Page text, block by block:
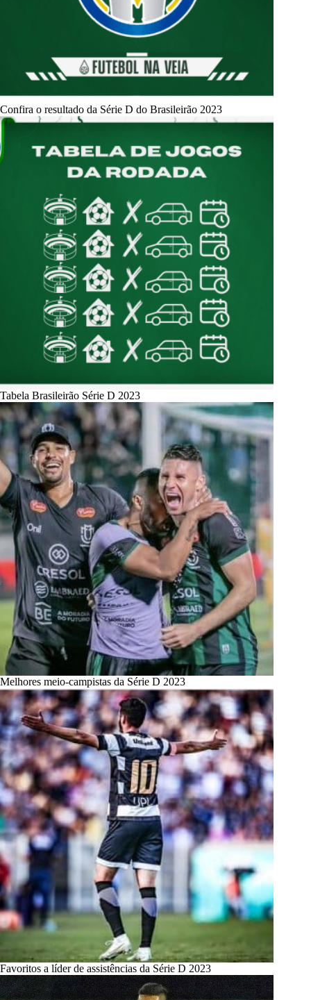
Confira o resultado da Série D do Brasileirão 2023
Tabela Brasileirão Série D 2023
Melhores meio-campistas da Série D 2023
Favoritos a líder de assistências da Série D 2023